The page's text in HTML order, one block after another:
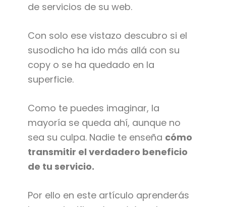
de servicios de su web.
Con solo ese vistazo descubro si el
susodicho ha ido más allá con su
copy o se ha quedado en la
superficie.
Como te puedes imaginar, la
mayoría se queda ahí, aunque no
sea su culpa. Nadie te enseña cómo
transmitir el verdadero beneficio
de tu servicio.
Por ello en este artículo aprenderás